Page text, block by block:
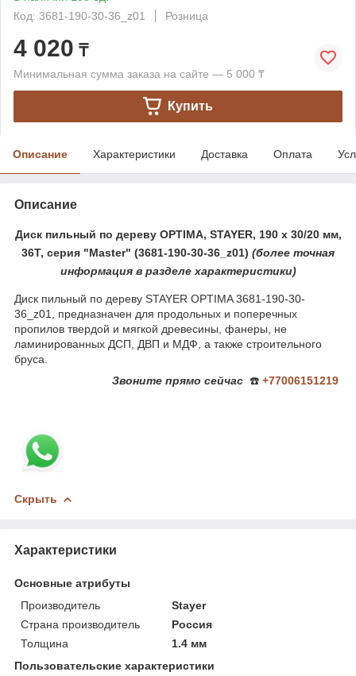
Код: 3681-190-30-36_z01
Розница
4 020 ₸
Минимальная сумма заказа на сайте — 5 000 ₸
Купить
Описание Характеристики Доставка Оплата
Описание
Диск пильный по дереву OPTIMA, STAYER, 190 x 30/20 мм,
36Т, серия "Master" (3681-190-30-36_z01) (более точная
информация в разделе характеристики)
Диск пильный по дереву STAYER OPTIMA 3681-190-30-
36_z01, предназначен для продольных и поперечных
пропилов твердой и мягкой древесины, фанеры, не
ламинированных ДСП, ДВП и МДФ, а также строительного
бруса.
Звоните прямо сейчас ☎️ +77006151219
Скрыть
Характеристики
Основные атрибуты
Производитель
Stayer
Страна производитель
Россия
Толщина
1.4 мм
Пользовательские характеристики